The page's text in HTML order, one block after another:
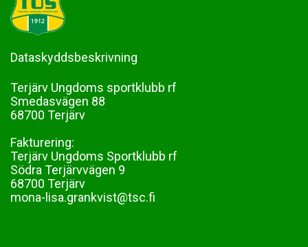
Dataskyddsbeskrivning
Terjärv Ungdoms sportklubb rf
Smedasvägen 88
68700 Terjärv
Fakturering:
Terjärv Ungdoms Sportklubb rf
Södra Terjärvvägen 9
68700 Terjärv
mona-lisa.grankvist@tsc.fi